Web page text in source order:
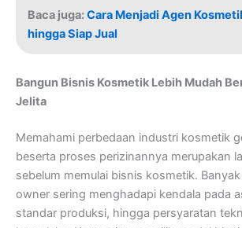
Baca juga:Cara Menjadi Agen
hingga Siap Jual
Bangun Bisnis Kosmetik Lebih Mudah
Jelita
Memahami perbedaan industri kosmetik
beserta proses perizinannya merupakan
sebelum memulai bisnis kosmetik.
owner sering menghadapi kendala pada
standar produksi, hingga persyaratan